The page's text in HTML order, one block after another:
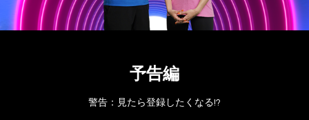
予告編
警告：見たら登録したくなる!?